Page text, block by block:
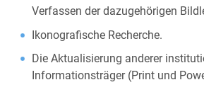
Verfassen der dazugehörigen
Ikonografische Recherche.
Die Aktualisierung anderer
Informationsträger (Print und